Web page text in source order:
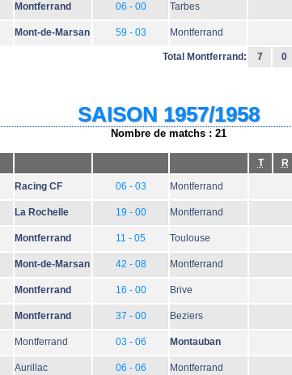
Montferrand 06 - 00 Tarbes
Mont-de-Marsan 59 - 03 Montferrand
Total Montferrand: 7 0
SAISON 1957/1958
Nombre de matchs : 21
T R
Racing CF 06 - 03 Montferrand
La Rochelle 19 - 00 Montferrand
Montferrand 11 - 05 Toulouse
Mont-de-Marsan 42 - 08 Montferrand
Montferrand 16 - 00 Brive
Montferrand 37 - 00 Beziers
Montferrand 03 - 06 Montauban
Aurillac 06 - 06 Montferrand